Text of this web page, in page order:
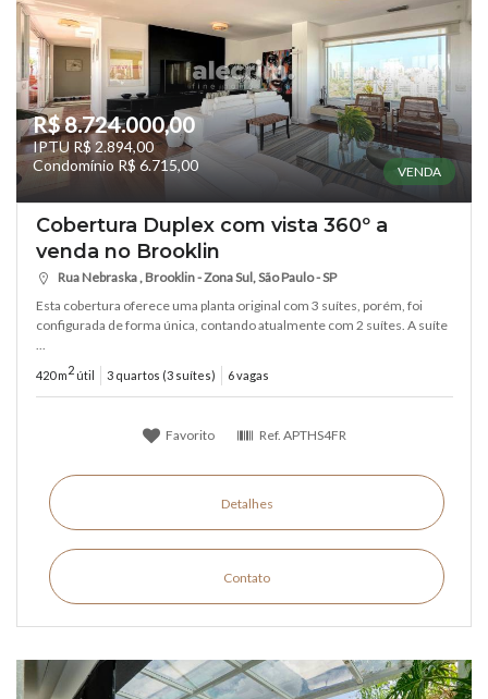
R$ 8.724.000,00
IPTU R$ 2.894,00
Condomínio R$ 6.715,00
VENDA
Cobertura Duplex com vista 360º a
venda no Brooklin
Rua Nebraska , Brooklin - Zona Sul, São Paulo - SP
Esta cobertura oferece uma planta original com 3 suítes, porém, foi
configurada de forma única, contando atualmente com 2 suítes. A suíte
...
420 m2 útil 3 quartos (3 suítes) 6 vagas
Favorito Ref. APTHS4FR
Detalhes
Contato